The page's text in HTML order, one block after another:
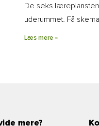
De seks
uderummet. Få
Læs mere »
mere?